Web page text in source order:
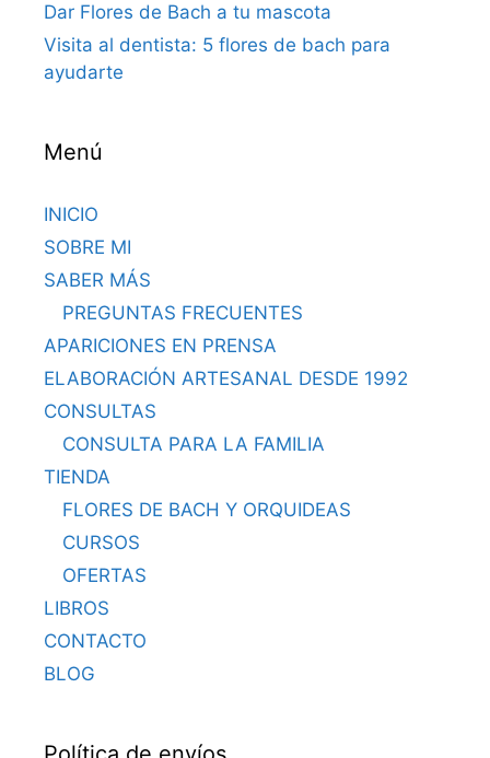
Dar Flores de Bach a tu mascota
Visita al dentista: 5 flores de bach para
ayudarte
Menú
INICIO
SOBRE MI
SABER MÁS
PREGUNTAS FRECUENTES
APARICIONES EN PRENSA
ELABORACIÓN ARTESANAL DESDE 1992
CONSULTAS
CONSULTA PARA LA FAMILIA
TIENDA
FLORES DE BACH Y ORQUIDEAS
CURSOS
OFERTAS
LIBROS
CONTACTO
BLOG